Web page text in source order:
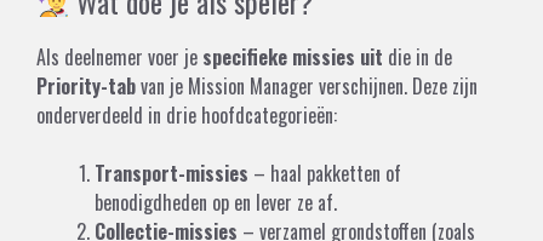
Als deelnemer voer je specifieke missies uit die in de
Priority-tabvan je Mission Manager verschijnen. Deze zijn
onderverdeeld in drie hoofdcategorieën:
Transport-missies – haal pakketten of
benodigdheden op en lever ze af.
Collectie-missies – verzamel grondstoffen (zoals